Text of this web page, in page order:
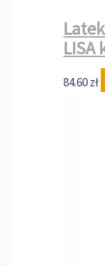
LISA
84.60zł